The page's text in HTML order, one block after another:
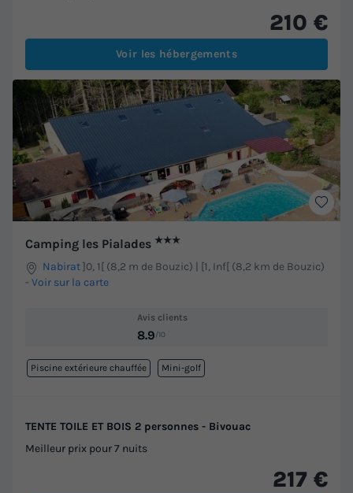
210 €
Voir les hébergements
Camping les Pialades ★★★
Nabirat]0, 1[ (8,2 m de Bouzic) | [1, Inf[ (8,2 km de Bouzic)
- Voir sur la carte
Avis clients
8.9/10
Piscine extérieure chauffée Mini-golf
TENTE TOILE ET BOIS 2 personnes - Bivouac
Meilleur prix pour 7 nuits
217 €